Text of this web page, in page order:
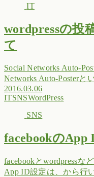
IT
wordpressの投
て
Social Networks Auto-
Networks Auto-Posterと
2016.03.06
ITSNSWordPress
SNS
facebookのApp
facebookとwordpressな
App ID設定は、から行